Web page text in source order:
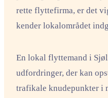
rette flyttefirma, er det
kender lokalområdet
En lokal flyttemand i
udfordringer, der kan
trafikale knudepunkter i